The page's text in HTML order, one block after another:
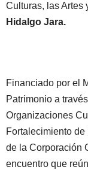
Culturas, las Artes
Hidalgo Jara.
Financiado por el
Patrimonio a
Organizaciones
Fortalecimiento
de la Corporación
encuentro que